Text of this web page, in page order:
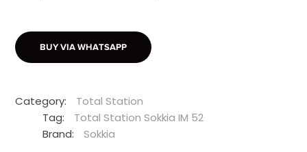
BUY VIA WHATSAPP
Category:
Total Station
Tag:
Total Station Sokkia IM 52
Brand:
Sokkia